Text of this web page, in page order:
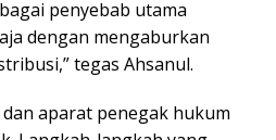
penyebab utama
dengan mengaburkan
tegas Ahsanul.
aparat penegak hukum